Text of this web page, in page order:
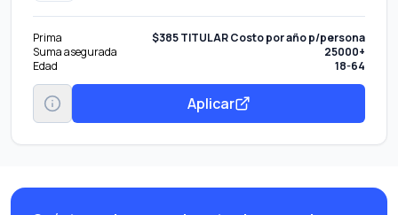
Prima
$385 TITULAR Costo por año p/persona
Suma asegurada
25000+
Edad
18-64
Aplicar